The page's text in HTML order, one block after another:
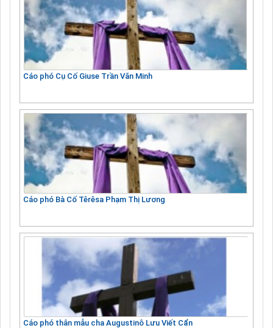
Cáo phó Cụ Cố Giuse Trần Văn Minh
Cáo phó Bà Cố Têrêsa Phạm Thị Lương
Cáo phó thân mẫu cha Augustinô Lưu Viết Cẩn